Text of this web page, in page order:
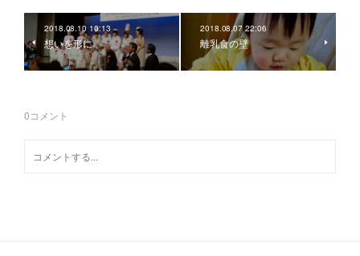
2018.08.10 10:13
想いを形に
2018.08.07 22:06
離乳食の壁
0コメント